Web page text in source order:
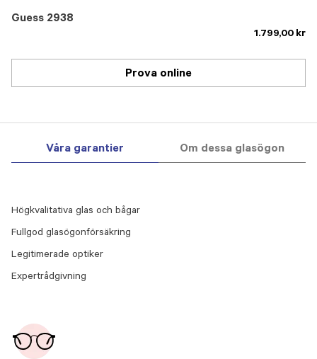
Guess 2938
1.799,00 kr
Prova online
Våra garantier Om dessa glasögon
Högkvalitativa glas och bågar
Fullgod glasögonförsäkring
Legitimerade optiker
Expertrådgivning